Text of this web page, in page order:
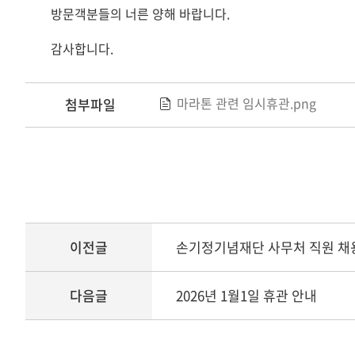
방문객분들의 너른 양해 바랍니다.
감사합니다.
첨부파일 마라톤 관련 임시휴관.png
이전글 손기정기념재단 사무처 직원 채
다음글 2026년 1월1일 휴관 안내